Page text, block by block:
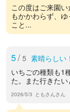
この度はご来園
もかかわらず、
こと...
5/ 5 素晴らしい！
いちごの種類も1
た。また行きたい
2026/5/3 ともさんさん